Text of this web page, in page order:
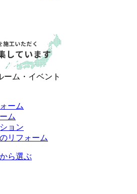
ーム・イベント
ーム
ム
ョン
リフォーム
ら選ぶ